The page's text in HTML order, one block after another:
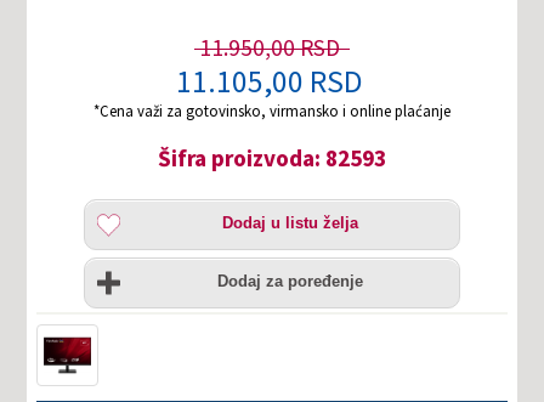
11.950,00 RSD
11.105,00 RSD
*Cena važi za gotovinsko, virmansko i online plaćanje
Šifra proizvoda: 82593
Dodaj
listu
želja
Dodaj u listu želja
Uporedi
Dodaj za poređenje